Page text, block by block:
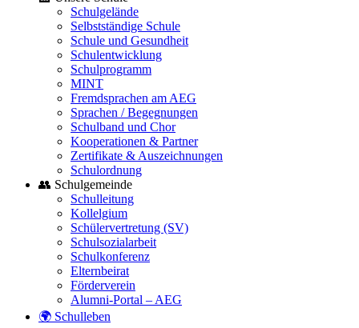
Schulgelände
Selbstständige Schule
Schule und Gesundheit
Schulentwicklung
Schulprogramm
MINT
Fremdsprachen am AEG
Sprachen / Begegnungen
Schulband und Chor
Kooperationen & Partner
Zertifikate & Auszeichnungen
Schulordnung
👥 Schulgemeinde
Schulleitung
Kollelgium
Schülervertretung (SV)
Schulsozialarbeit
Schulkonferenz
Elternbeirat
Förderverein
Alumni-Portal – AEG
🌍 Schulleben